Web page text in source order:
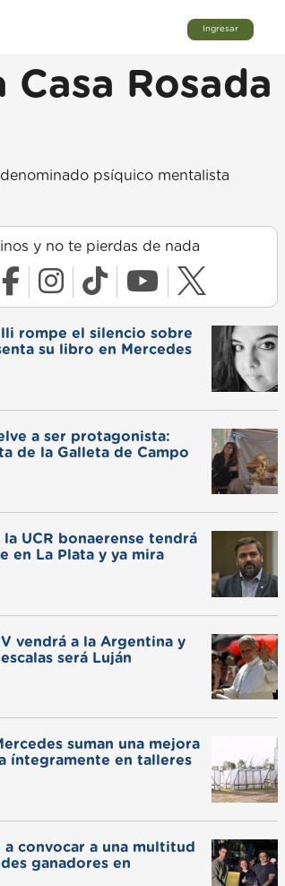
Ingresar
Rosada
psíquico mentalista
y no te pierdas de nada
rompe el silencio sobre
su libro en Mercedes
a ser protagonista:
de la Galleta de Campo
la UCR bonaerense tendrá
en La Plata y ya mira
vendrá a la Argentina y
será Luján
suman una mejora
íntegramente en talleres
convocar a una multitud
ganadores en